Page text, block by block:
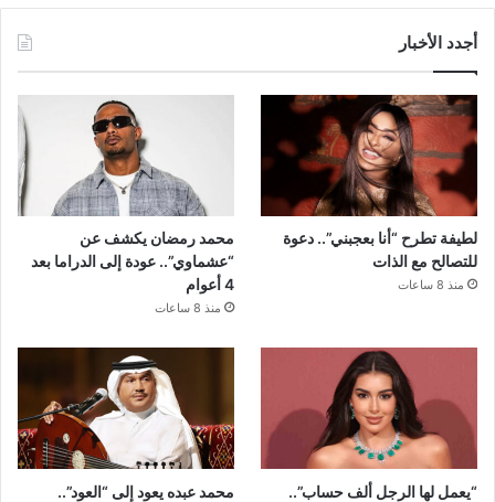
أجدد الأخبار
لطيفة تطرح “أنا بعجبني”.. دعوة
للتصالح مع الذات
منذ 8 ساعات
محمد رمضان يكشف عن
“عشماوي”.. عودة إلى الدراما بعد
4 أعوام
منذ 8 ساعات
“يعمل لها الرجل ألف حساب”..
محمد عبده يعود إلى “العود”..